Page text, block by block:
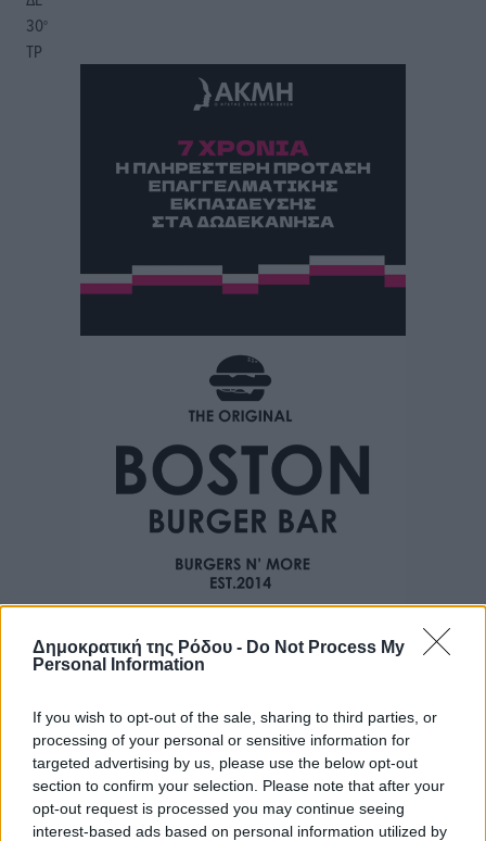
Δημοκρατική της Ρόδου - Do Not Process My
Personal Information
If you wish to opt-out of the sale, sharing to third parties, or
processing of your personal or sensitive information for
targeted advertising by us, please use the below opt-out
section to confirm your selection. Please note that after your
opt-out request is processed you may continue seeing
interest-based ads based on personal information utilized by
30°
ΤΡ